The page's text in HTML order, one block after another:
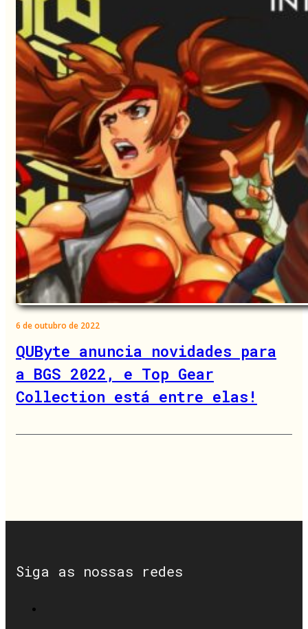
6 de outubro de 2022
QUByte anuncia novidades para
a BGS 2022, e Top Gear
Collection está entre elas!
Siga as nossas redes